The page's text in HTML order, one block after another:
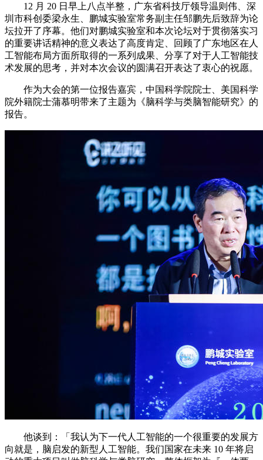
12 月 20 日早上八点半整，广东省科技厅领导温则伟、深
圳市科创委梁永生、鹏城实验室常务副主任邹鹏先后致辞为论
坛拉开了序幕。他们对鹏城实验室和本次论坛对于贯彻落实习
的重要讲话精神的意义表达了高度肯定、回顾了广东地区在人
工智能布局方面所取得的一系列成果、分享了对于人工智能技
术发展的思考，并对本次会议的圆满召开表达了衷心的祝愿。
作为大会的第一位报告嘉宾，中国科学院院士、美国科学
院外籍院士蒲慕明带来了主题为《脑科学与类脑智能研究》的
报告。
他谈到：「我认为下一代人工智能的一个很重要的发展方
向就是，脑启发的新型人工智能。我们国家在未来 10 年将启